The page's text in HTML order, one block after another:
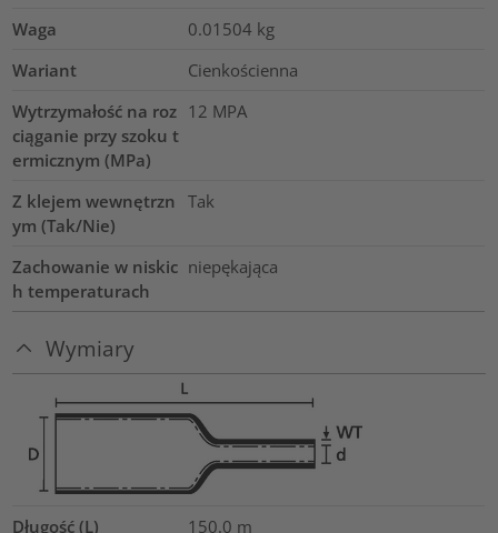
Waga
0.01504 kg
Wariant
Cienkościenna
Wytrzymałość na roz
ciąganie przy szoku t
ermicznym (MPa)
12 MPA
Z klejem wewnętrzn
ym (Tak/Nie)
Tak
Zachowanie w niskic
h temperaturach
niepękająca
Wymiary
Długość (L) 150.0 m